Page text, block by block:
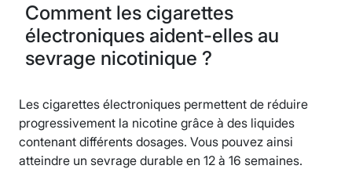
Comment les cigarettes
électroniques aident-elles au
sevrage nicotinique ?
Les cigarettes électroniques permettent de réduire
progressivement la nicotine grâce à des liquides
contenant différents dosages. Vous pouvez ainsi
atteindre un sevrage durable en 12 à 16 semaines.